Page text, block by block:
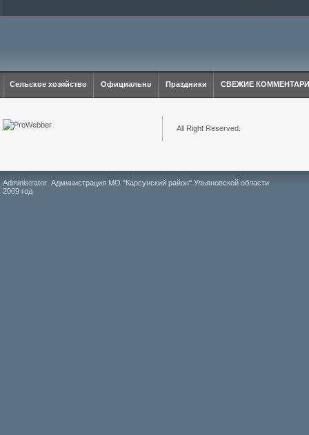
Сельское хозяйство Официально Праздники СВЕЖИЕ
All Right Reserved.
Administrator: Администрация МО "Карсунский район" Ульяновской области
2009 год